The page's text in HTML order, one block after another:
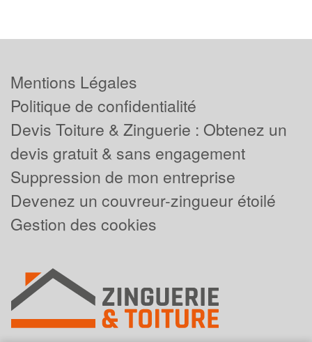
Mentions Légales
Politique de confidentialité
Devis Toiture & Zinguerie : Obtenez un
devis gratuit & sans engagement
Suppression de mon entreprise
Devenez un couvreur-zingueur étoilé
Gestion des cookies